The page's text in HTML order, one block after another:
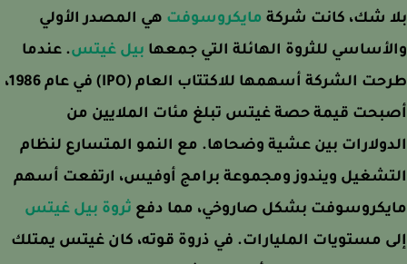
شك، كانت شركةمايكروسوفتهي المصدر الأولي
للثروة الهائلة التي جمعهابيل غيتس. عندما
طرحت الشركة أسهمها للاكتتاب العام (IPO) في عام 1986،
قيمة حصة غيتس تبلغ مئات الملايين من
بين عشية وضحاها. مع النمو المتسارع لنظام
ويندوز ومجموعة برامج أوفيس، ارتفعت أسهم
بشكل صاروخي، مما دفعثروة بيل غيتس
مستويات المليارات. في ذروة قوته، كان غيتس يمتلك